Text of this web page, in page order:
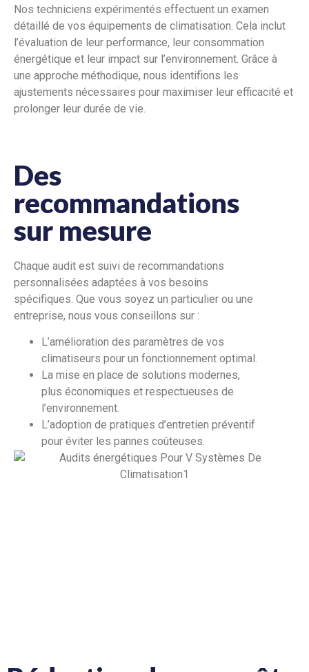
Nos techniciens expérimentés effectuent un examen
détaillé de vos équipements de climatisation. Cela inclut
l’évaluation de leur performance, leur consommation
énergétique et leur impact sur l’environnement. Grâce à
une approche méthodique, nous identifions les
ajustements nécessaires pour maximiser leur efficacité et
prolonger leur durée de vie.
Des
recommandations
sur mesure
Chaque audit est suivi de recommandations
personnalisées adaptées à vos besoins
spécifiques. Que vous soyez un particulier ou une
entreprise, nous vous conseillons sur :
L’amélioration des paramètres de vos
climatiseurs pour un fonctionnement optimal.
La mise en place de solutions modernes,
plus économiques et respectueuses de
l’environnement.
L’adoption de pratiques d’entretien préventif
pour éviter les pannes coûteuses.